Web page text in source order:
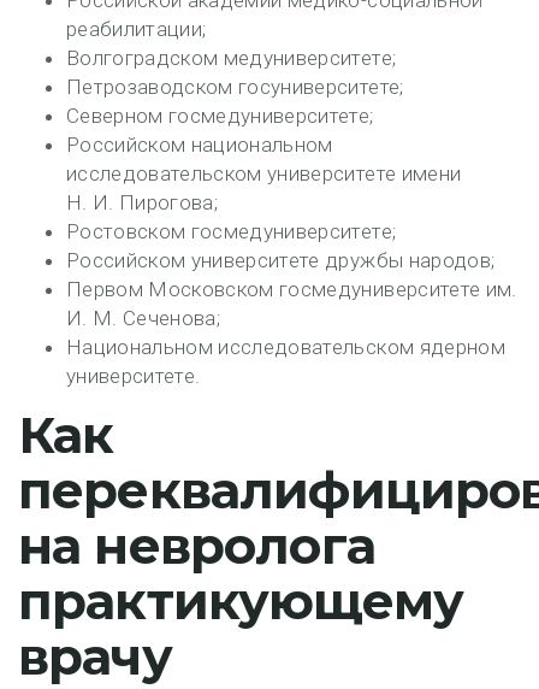
реабилитации;
Волгоградском медуниверситете;
Петрозаводском госуниверситете;
Северном госмедуниверситете;
Российском национальном
исследовательском университете имени
Н. И. Пирогова;
Ростовском госмедуниверситете;
Российском университете дружбы народов;
Первом Московском госмедуниверситете им.
И. М. Сеченова;
Национальном исследовательском ядерном
университете.
Как
на невролога
практикующему
врачу